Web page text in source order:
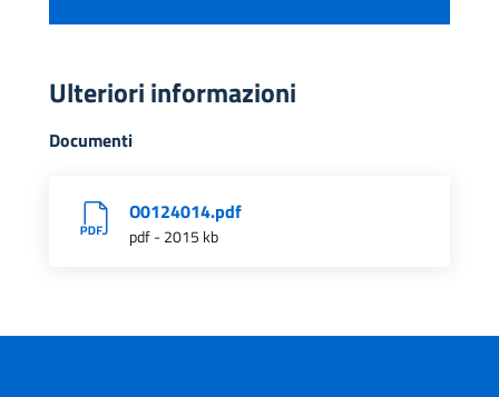
Ulteriori informazioni
Documenti
O0124014.pdf
pdf - 2015 kb